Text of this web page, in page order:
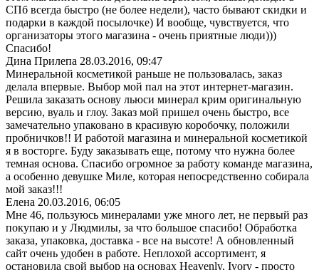
СПб всегда быстро (не более недели), часто бывают скидки и
подарки в каждой посылочке) И вообще, чувствуется, что
организаторы этого магазина - очень приятные люди)))
Спасибо!
Дина Прилепа 28.03.2016, 09:47
Минеральной косметикой раньше не пользовалась, заказ
делала впервые. Выбор мой пал на этот интернет-магазин.
Решила заказать основу льюси минерал крим оригинальную
версию, вуаль и глоу. Заказ мой пришел очень быстро, все
замечательно упаковано в красивую коробочку, положили
пробничков!! И работой магазина и минеральной косметикой
я в восторге. Буду заказывать еще, потому что нужна более
темная основа. Спасибо огромное за работу команде магазина,
а особенно девушке Миле, которая непосредственно собирала
мой заказ!!!
Елена 20.03.2016, 06:05
Мне 46, пользуюсь минералами уже много лет, не первый раз
покупаю и у Людмилы, за что большое спасибо! Обработка
заказа, упаковка, доставка - все на высоте! А обновленный
сайт очень удобен в работе. Неплохой ассортимент, я
остановила свой выбор на основах Heavenly, Ivory - просто